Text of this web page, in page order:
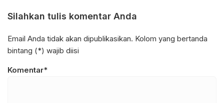
Silahkan tulis komentar Anda
Email Anda tidak akan dipublikasikan. Kolom yang bertanda
bintang (*) wajib diisi
Komentar*